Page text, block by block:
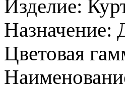
Изделие:
Назначение:
Цветовая